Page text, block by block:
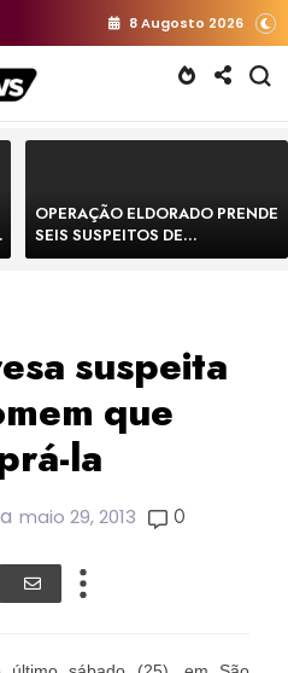
8 Augosto 2026
OPERAÇÃO ELDORADO PRENDE
SEIS SUSPEITOS DE
MOVIMENTAR R$ 25 MILHÕES
suspeita
que
la
maio 29, 2013 0